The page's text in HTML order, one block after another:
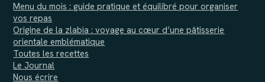
Menu du mois : guide pratique et équilibré pour organiser
vos repas
Origine de la zlabia : voyage au cœur d’une pâtisserie
orientale emblématique
Toutes les recettes
Le Journal
Nous écrire